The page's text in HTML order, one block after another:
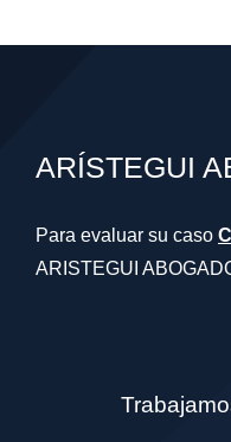
ARÍSTEGUI
Para evaluar su caso
ARISTEGUI